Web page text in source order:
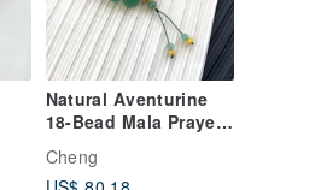
Natural Aventurine
18-Bead Mala Prayer
Beads with Six-
Syllable Mantra
Cheng